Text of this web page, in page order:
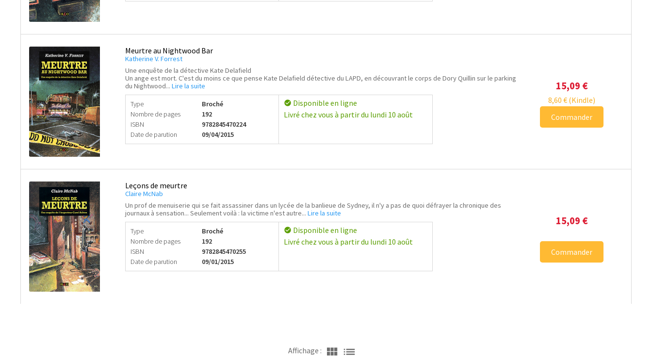
Meurtre au Nightwood Bar
Katherine V. Forrest
Une enquête de la détective Kate Delafield
Un ange est mort. C'est du moins ce que pense Kate Delafield détective du LAPD, en découvrant le corps de Dory Quillin sur le parking
du Nightwood... Lire la suite
Type
Nombre de pages
ISBN
Date de parution
Broché
192
9782845470224
09/04/2015
check_circle Disponible en ligne
Livré chez vous à partir du lundi 10 août
15,09 €
8,60€ (Kindle)
Commander
Leçons de meurtre
Claire McNab
Un prof de menuiserie qui se fait assassiner dans un lycée de la banlieue de Sydney, il n'y a pas de quoi défrayer la chronique des
journaux à sensation... Seulement voilà : la victime n'est autre... Lire la suite
Type
Nombre de pages
ISBN
Date de parution
Broché
192
9782845470255
09/01/2015
check_circle Disponible en ligne
Livré chez vous à partir du lundi 10 août
15,09 €
Commander
Affichage : view_module list